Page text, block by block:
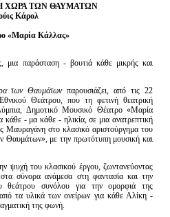
ΧΩΡΑ ΤΩΝ ΘΑΥΜΑΤΩΝ
Κάρολ
«Μαρία Κάλλας»
μια παράσταση - βουτιά κάθε μικρής και
των Θαυμάτωνπαρουσιάζει, από τις 22
Θεάτρου, που τη φετινή θεατρική
Δημοτικό Μουσικό Θέατρο «Μαρία
- μα κάθε - ηλικία, σε μια ανατρεπτική
Μαυραγάνη στο κλασικό αριστούργημα του
με την πρωτότυπη μουσική και
ψυχή του κλασικού έργου, ζωντανεύοντας
σύνορα ανάμεσα στη φαντασία και την
θεάτρου συνόλου για την ομορφιά της
τα υλικά των ονείρων για κάθε Αλίκη -
της φωνή.